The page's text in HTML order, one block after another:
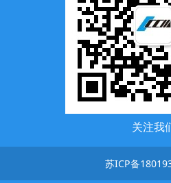
关注我
苏ICP备